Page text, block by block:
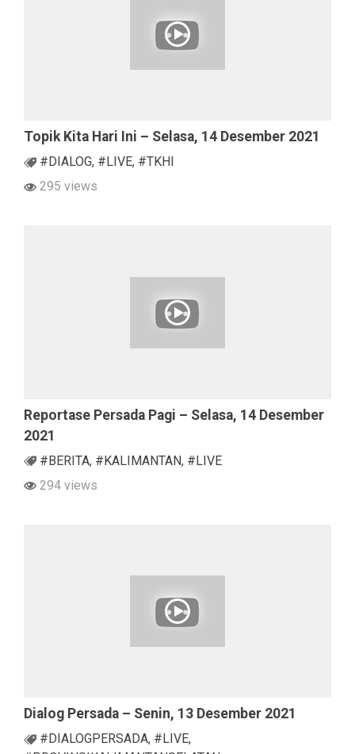
Topik Kita Hari Ini – Selasa, 14 Desember 2021
#DIALOG, #LIVE, #TKHI
295 views
Reportase Persada Pagi – Selasa, 14 Desember
2021
#BERITA, #KALIMANTAN, #LIVE
294 views
Dialog Persada – Senin, 13 Desember 2021
#DIALOGPERSADA, #LIVE,